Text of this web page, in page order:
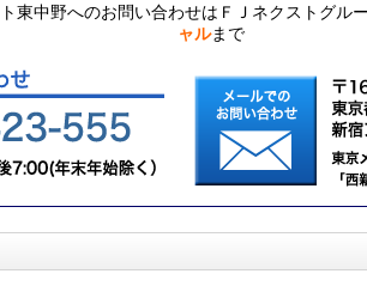
東中野へのお問い合わせはＦＪネクストグル
ャルまで